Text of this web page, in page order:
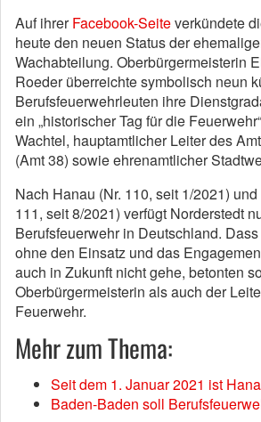
Auf ihrerFacebook-Seiteverkündete
heute den neuen Status der
Wachabteilung. Oberbürgermeisterin
Roeder überreichte symbolisch neun
Berufsfeuerwehrleuten ihre
ein „historischer Tag für die
Wachtel, hauptamtlicher Leiter des
(Amt 38) sowie ehrenamtlicher
Nach Hanau (Nr. 110, seit 1/2021)
111, seit 8/2021) verfügt Norderstedt
Berufsfeuerwehr in Deutschland.
ohne den Einsatz und das
auch in Zukunft nicht gehe, betonten
Oberbürgermeisterin als auch der
Feuerwehr.
Mehr zum Thema:
Seit dem 1. Januar 2021 ist
Baden-Baden soll